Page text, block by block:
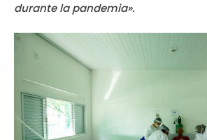
durante la pandemia».